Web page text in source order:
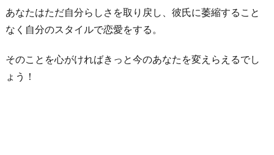
あなたはただ自分らしさを取り戻し、彼氏に萎縮すること
なく自分のスタイルで恋愛をする。
そのことを心がければきっと今のあなたを変えらえるでし
ょう！